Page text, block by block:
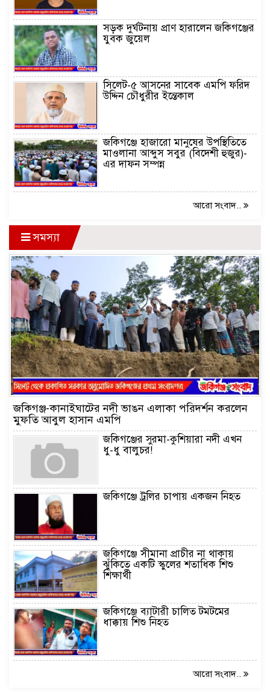
সড়ক দুর্ঘটনায় প্রাণ হারালেন জকিগঞ্জের
যুবক জুয়েল
সিলেট-৫ আসনের সাবেক এমপি ফরিদ
উদ্দিন চৌধুরীর ইন্তেকাল
জকিগঞ্জে হাজারো মানুষের উপস্থিতিতে
মাওলানা আব্দুস সবুর (বিদেশী হুজুর)-
এর দাফন সম্পন্ন
আরো সংবাদ..
সমস্যা
জকিগঞ্জ-কানাইঘাটের নদী ভাঙন এলাকা পরিদর্শন করলেন
মুফতি আবুল হাসান এমপি
জকিগঞ্জের সুরমা-কুশিয়ারা নদী এখন
ধু-ধু বালুচর!
জকিগঞ্জে ট্রলির চাপায় একজন নিহত
জকিগঞ্জে সীমানা প্রাচীর না থাকায়
ঝুঁকিতে একটি স্কুলের শতাধিক শিশু
শিক্ষার্থী
জকিগঞ্জে ব্যাটারী চালিত টমটমের
ধাক্কায় শিশু নিহত
আরো সংবাদ..